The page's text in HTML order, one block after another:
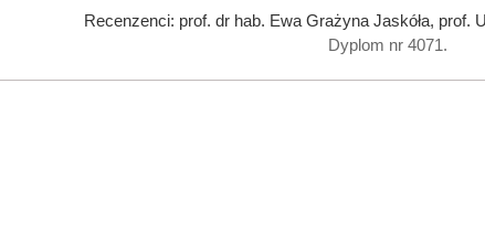
Recenzenci: prof. dr hab. Ewa Grażyna Jaskóła, prof.
Dyplom nr 4071.